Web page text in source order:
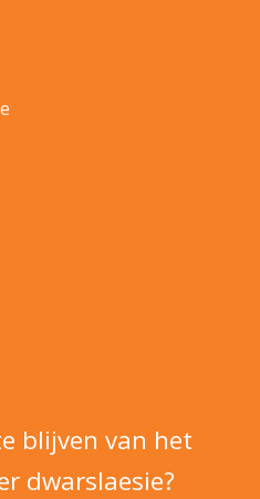
blijven van het
dwarslaesie?